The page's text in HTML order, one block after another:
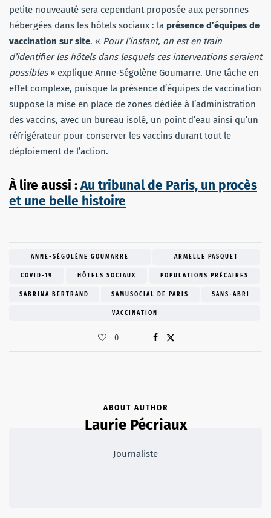
petite nouveauté sera cependant proposée aux personnes
hébergées dans les hôtels sociaux : la présence d’équipes de
vaccination sur site. « Pour l’instant, on est en train
d’identifier les hôtels dans lesquels ces interventions seraient
possibles » explique Anne-Ségolène Goumarre. Une tâche en
effet complexe, puisque la présence d’équipes de vaccination
suppose la mise en place de zones dédiée à l’administration
des vaccins, avec un bureau isolé, un point d’eau ainsi qu’un
réfrigérateur pour conserver les vaccins durant tout le
déploiement de l’action.
À lire aussi :Au tribunal de Paris, un procès
et une belle histoire
ANNE-SÉGOLÈNE GOUMARRE ARMELLE PASQUET
COVID-19 HÔTELS SOCIAUX POPULATIONS PRÉCAIRES
SABRINA BERTRAND SAMUSOCIAL DE PARIS SANS-ABRI
VACCINATION
0
ABOUT AUTHOR
Laurie Pécriaux
Journaliste